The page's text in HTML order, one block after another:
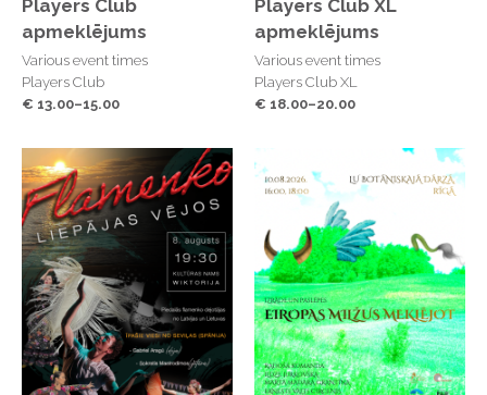
Players Club
apmeklējums
Various event times
Players Club
€ 13.00–15.00
Players Club XL
apmeklējums
Various event times
Players Club XL
€ 18.00–20.00